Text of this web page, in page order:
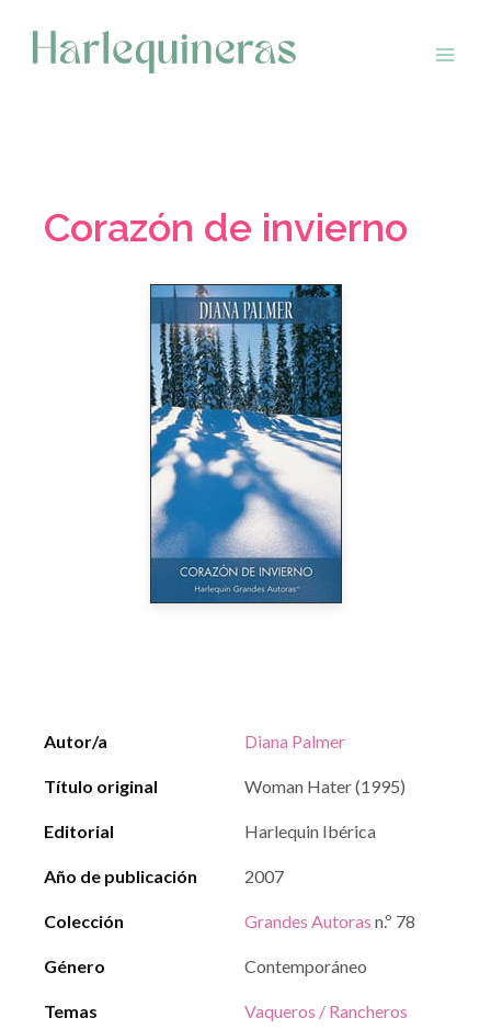
contenido
Corazón de invierno
Autor/a Diana Palmer
Título original Woman Hater (1995)
Editorial Harlequin Ibérica
Año de publicación 2007
Colección Grandes Autoras n.º 78
Género Contemporáneo
Temas Vaqueros / Rancheros